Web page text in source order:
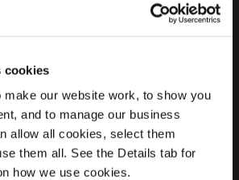
cookies
make our website work, to show you
and to manage our business
allow all cookies, select them
them all. See the Details tab for
how we use cookies.
La Salettestraat 24
9680 Maarkedal
Bélgica